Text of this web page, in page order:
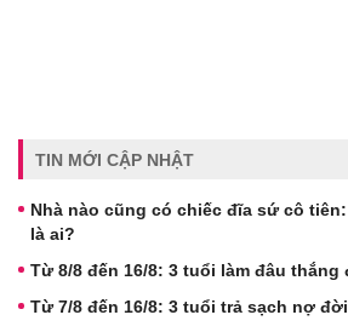
TIN MỚI CẬP NHẬT
Nhà nào cũng có chiếc đĩa sứ cô
là ai?
Từ 8/8 đến 16/8: 3 tuổi làm đâu thắng
Từ 7/8 đến 16/8: 3 tuổi trả sạch nợ